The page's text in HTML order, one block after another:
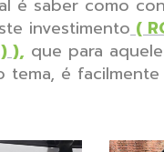
é saber como
investimento(
), que para
tema, é